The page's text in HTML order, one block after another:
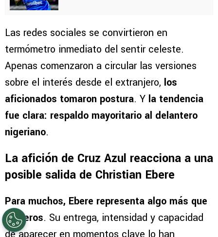
Las redes sociales se convirtieron en
termómetro inmediato del sentir celeste.
Apenas comenzaron a circular las versiones
sobre el interés desde el extranjero, los
aficionados tomaron postura. Y la tendencia
fue clara: respaldo mayoritario al delantero
nigeriano.
La afición de Cruz Azul reacciona a una
posible salida de Christian Ebere
Para muchos, Ebere representa algo más que
números. Su entrega, intensidad y capacidad